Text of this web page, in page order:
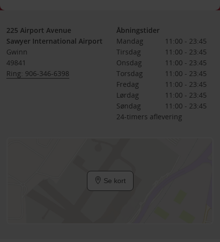
225 Airport Avenue
Sawyer International Airport
Gwinn
49841
Ring: 906-346-6398
Åbningstider
Mandag
11:00 - 23:45
Tirsdag
11:00 - 23:45
Onsdag
11:00 - 23:45
Torsdag
11:00 - 23:45
Fredag
11:00 - 23:45
Lørdag
11:00 - 23:45
Søndag
11:00 - 23:45
24-timers aflevering
Se kort